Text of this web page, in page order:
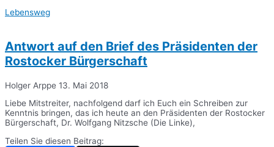
Lebensweg
Antwort auf den Brief des Präsidenten der
Rostocker Bürgerschaft
Holger Arppe 13. Mai 2018
Liebe Mitstreiter, nachfolgend darf ich Euch ein Schreiben zur
Kenntnis bringen, das ich heute an den Präsidenten der Rostocker
Bürgerschaft, Dr. Wolfgang Nitzsche (Die Linke),
Teilen Sie diesen Beitrag: